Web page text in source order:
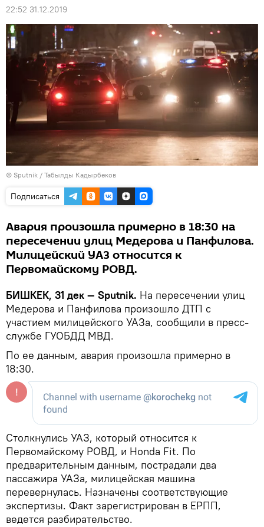
22:52 31.12.2019
© Sputnik / Табылды Кадырбеков
Подписаться
Авария произошла примерно в 18:30 на
пересечении улиц Медерова и Панфилова.
Милицейский УАЗ относится к
Первомайскому РОВД.
БИШКЕК, 31 дек — Sputnik. На пересечении улиц
Медерова и Панфилова произошло ДТП с
участием милицейского УАЗа, сообщили в пресс-
службе ГУОБДД МВД.
По ее данным, авария произошла примерно в
18:30.
Столкнулись УАЗ, который относится к
Первомайскому РОВД, и Honda Fit. По
предварительным данным, пострадали два
пассажира УАЗа, милицейская машина
перевернулась. Назначены соответствующие
экспертизы. Факт зарегистрирован в ЕРПП,
ведется разбирательство.